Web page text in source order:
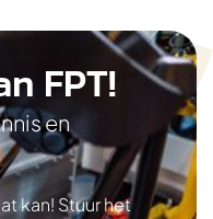
FPT!
en
kan! Stuur het